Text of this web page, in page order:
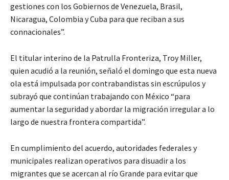
gestiones con los Gobiernos de Venezuela, Brasil,
Nicaragua, Colombia y Cuba para que reciban a sus
connacionales”.
El titular interino de la Patrulla Fronteriza, Troy Miller,
quien acudió a la reunión, señaló el domingo que esta nueva
ola está impulsada por contrabandistas sin escrúpulos y
subrayó que continúan trabajando con México “para
aumentar la seguridad y abordar la migración irregular a lo
largo de nuestra frontera compartida”.
En cumplimiento del acuerdo, autoridades federales y
municipales realizan operativos para disuadir a los
migrantes que se acercan al río Grande para evitar que